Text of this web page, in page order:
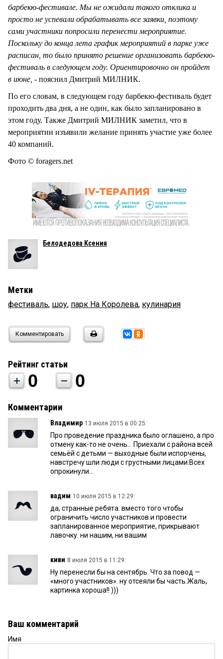
барбекю-фестивале. Мы не ожидали такого отклика и
просто не успевали обрабатывать все заявки, поэтому
сами участники попросили перенести мероприятие.
Поскольку до конца лета график мероприятий в парке уже
расписан, то было принято решение организовать барбекю-
фестиваль в следующем году. Ориентировочно он пройдет
в июне, - пояснил Дмитрий МИЛНИК.
По его словам, в следующем году барбекю-фестиваль будет
проходить два дня, а не один, как было запланировано в
этом году. Также Дмитрий МИЛНИК заметил, что в
мероприятии изъявили желание принять участие уже более
40 компаний.
Фото © foragers.net
Белодедова Ксения
Метки
фестиваль, шоу, парк На Королева, кулинария
Комментировать
Рейтинг статьи
0 0
Комментарии
Владимир 13 июля 2015 в 00:25:
Про проведение праздника было оглашено, а про
отмену как-то не очень... Приехали с района всей
семьёй с детьми — выходные были испорчены,
навстречу шли люди с грустными лицами.Всех
опрокинули...
вадим 10 июля 2015 в 12:29:
да, странные ребята. вместо того чтобы
ограничить число участников и провести
запланированное мероприятие, прикрывают
лавочку. ни нашим, ни вашим
киви 8 июля 2015 в 11:29:
Ну перенесли бы на сентябрь. Что за повод —
«много участников». ну отсеяли бы часть.Жаль,
картинка хороша!! )))
Ваш комментарий
Имя